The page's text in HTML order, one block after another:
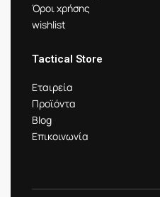
Όροι χρήσης
wishlist
Tactical Store
Εταιρεία
Προϊόντα
Blog
Επικοινωνία